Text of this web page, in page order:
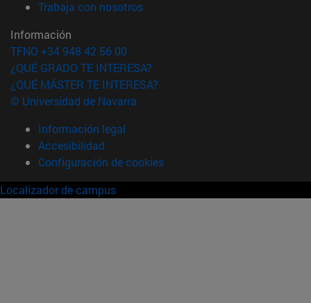
Trabaja con nosotros(abre en nueva ventana)
Información
TFNO +34 948 42 56 00
¿QUÉ GRADO TE INTERESA?
¿QUÉ MÁSTER TE INTERESA?
© Universidad de Navarra
Información legal
Accesibilidad
Configuración de cookies
Localizador de campus